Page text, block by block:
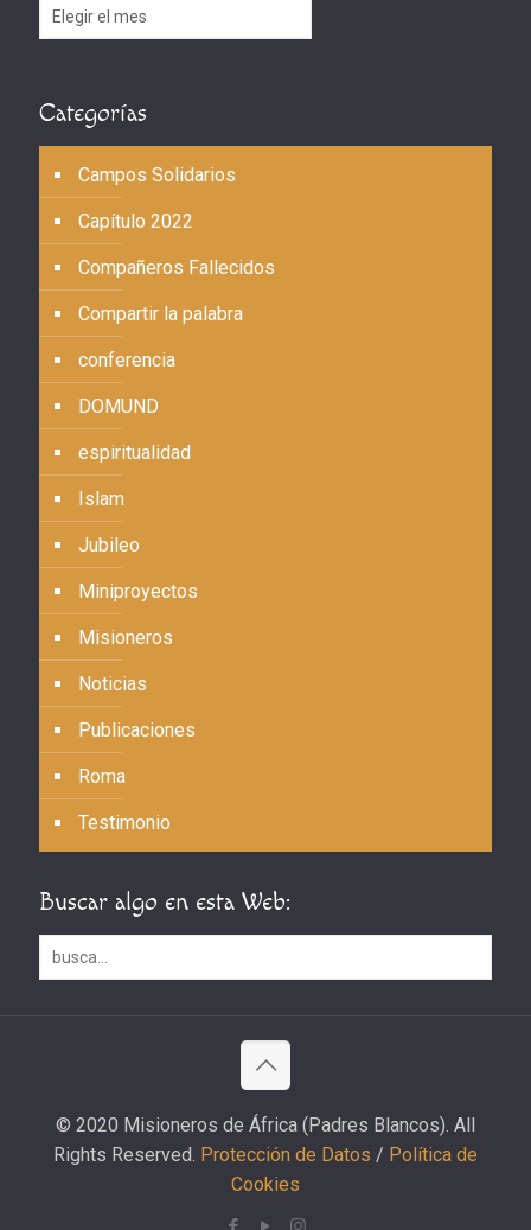
Archivos
Categorías
Campos Solidarios
Capítulo 2022
Compañeros Fallecidos
Compartir la palabra
conferencia
DOMUND
espiritualidad
Islam
Jubileo
Miniproyectos
Misioneros
Noticias
Publicaciones
Roma
Testimonio
Buscar algo en esta Web:
© 2020 Misioneros de África (Padres Blancos). All
Rights Reserved. Protección de Datos / Política de
Cookies